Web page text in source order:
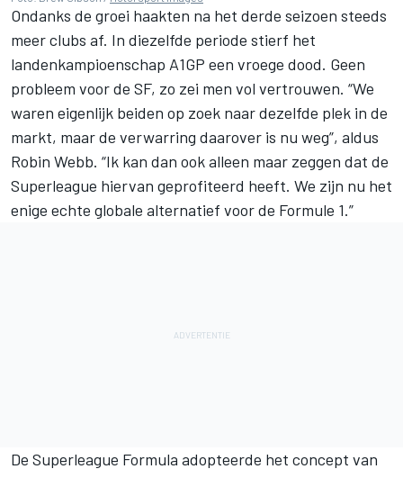
Ondanks de groei haakten na het derde seizoen steeds
meer clubs af. In diezelfde periode stierf het
landenkampioenschap A1GP een vroege dood. Geen
probleem voor de SF, zo zei men vol vertrouwen. “We
waren eigenlijk beiden op zoek naar dezelfde plek in de
markt, maar de verwarring daarover is nu weg”, aldus
Robin Webb. “Ik kan dan ook alleen maar zeggen dat de
Superleague hiervan geprofiteerd heeft. We zijn nu het
enige echte globale alternatief voor de Formule 1.”
De Superleague Formula adopteerde het concept van